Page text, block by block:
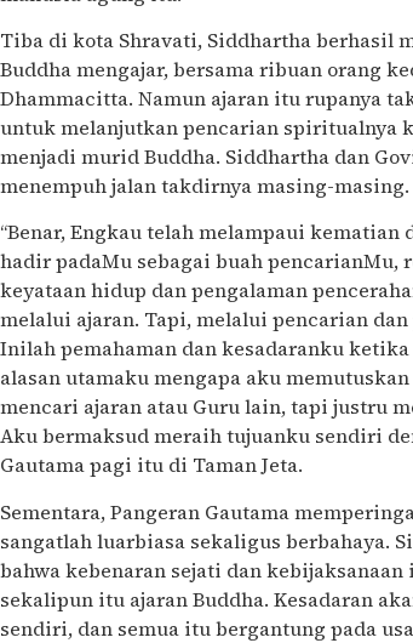
Tiba di kota Shravati, Siddhartha berhasil
Buddha mengajar, bersama ribuan orang
Dhammacitta. Namun ajaran itu rupanya
untuk melanjutkan pencarian spiritualnya
menjadi murid Buddha. Siddhartha dan
menempuh jalan takdirnya masing-masing.
“Benar, Engkau telah melampaui
hadir padaMu sebagai buah
keyataan hidup dan pengalaman
melalui ajaran. Tapi, melalui pencarian
Inilah pemahaman dan kesadaranku
alasan utamaku mengapa aku
mencari ajaran atau Guru lain, tapi justru
Aku bermaksud meraih tujuanku sendiri
Gautama pagi itu di Taman Jeta.
Sementara, Pangeran Gautama
sangatlah luarbiasa sekaligus berbahaya.
bahwa kebenaran sejati dan
sekalipun itu ajaran Buddha. Kesadaran
sendiri, dan semua itu bergantung pada